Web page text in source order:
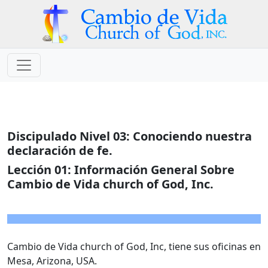
Discipulado Nivel 03: Conociendo nuestra
declaración de fe.
Lección 01: Información General Sobre
Cambio de Vida church of God, Inc.
Cambio de Vida church of God, Inc, tiene sus oficinas en
Mesa, Arizona, USA.